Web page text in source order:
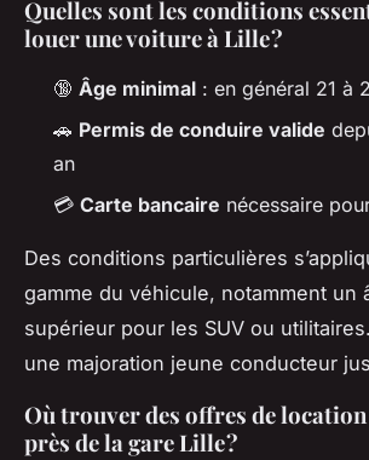
Quelles sont les conditions
louer une voiture à Lille ?
🔞 Âge minimal : en général 21 à
🚗 Permis de conduire valide
an
💳 Carte bancaire nécessaire
Des conditions particulières
gamme du véhicule, notamment un
supérieur pour les SUV ou
une majoration jeune conducteur
Où trouver des offres de
près de la gare Lille ?